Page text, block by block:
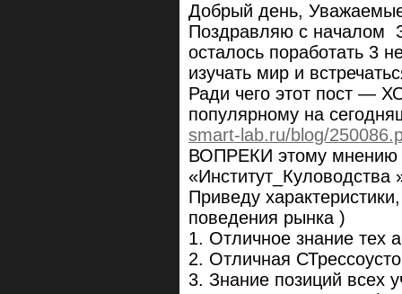
Добрый день,
Поздравляю с началом
осталось поработать 3
изучать мир и
Ради чего этот пост
популярному на
smart-lab.ru/blog/
ВОПРЕКИ этому
Приведу
поведения рынка )
1. Отличное знание тех
2. Отличная
3. Знание позиций всех